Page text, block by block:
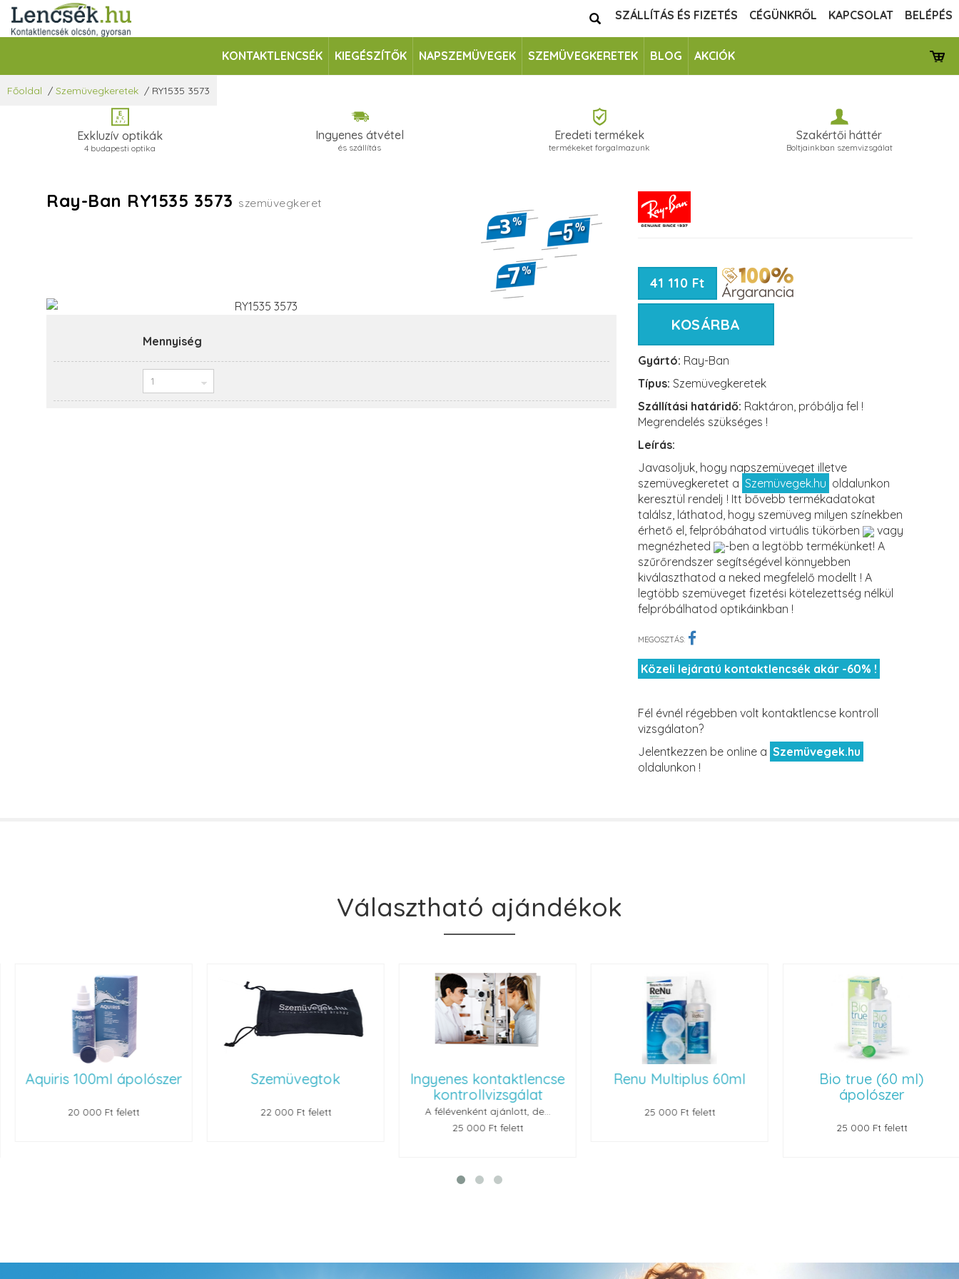
SZÁLLÍTÁS ÉS FIZETÉS CÉGÜNKRŐL KAPCSOLAT BELÉPÉS
KONTAKTLENCSÉK KIEGÉSZÍTŐK NAPSZEMÜVEGEK SZEMÜVEGKERETEK BLOG AKCIÓK
Főoldal / Szemüvegkeretek / RY1535 3573
Exkluzív optikák
4 budapesti optika
Ingyenes átvétel
és szállítás
Eredeti termékek
termékeket forgalmazunk
Szakértői háttér
Boltjainkban szemvizsgálat
Ray-Ban RY1535 3573 szemüvegkeret
Mennyiség
41 110 Ft
KOSÁRBA
Gyártó: Ray-Ban
Típus: Szemüvegkeretek
Szállítási határidő: Raktáron, próbálja fel !
Megrendelés szükséges !
Leírás:
Javasoljuk, hogy napszemüveget illetve
szemüvegkeretet a Szemüvegek.hu oldalunkon
keresztül rendelj ! Itt bővebb termékadatokat
találsz, láthatod, hogy szemüveg milyen színekben
érhető el, felpróbáhatod virtuális tükörben
vagy
megnézheted
-ben a legtöbb termékünket! A
szűrőrendszer segítségével könnyebben
kiválaszthatod a neked megfelelő modellt ! A
legtöbb szemüveget fizetési kötelezettség nélkül
felpróbálhatod optikáinkban !
MEGOSZTÁS:
Közeli lejáratú kontaktlencsék akár -60% !
Fél évnél régebben volt kontaktlencse kontroll
vizsgálaton?
Jelentkezzen be online a Szemüvegek.hu
oldalunkon !
Választható ajándékok
Aquiris 100ml ápolószer
20 000 Ft felett
Szemüvegtok
22 000 Ft felett
Ingyenes kontaktlencse
kontrollvizsgálat
A félévenként ajánlott, de...
25 000 Ft felett
Renu Multiplus 60ml
25 000 Ft felett
Bio true (60 ml)
ápolószer
25 000 Ft felett